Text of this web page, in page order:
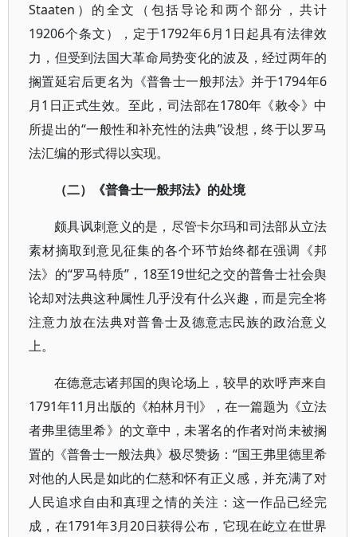
Staaten）的全文（包括导论和两个部分，共计
19206个条文），定于1792年6月1日起具有法律效
力，但受到法国大革命局势变化的波及，经过两年的
搁置延宕后更名为《普鲁士一般邦法》并于1794年6
月1日正式生效。至此，司法部在1780年《敕令》中
所提出的“一般性和补充性的法典”设想，终于以罗马
法汇编的形式得以实现。
（二）《普鲁士一般邦法》的处境
颇具讽刺意义的是，尽管卡尔玛和司法部从立法
素材摘取到意见征集的各个环节始终都在强调《邦
法》的“罗马特质”，18至19世纪之交的普鲁士社会舆
论却对法典这种属性几乎没有什么兴趣，而是完全将
注意力放在法典对普鲁士及德意志民族的政治意义
上。
在德意志诸邦国的舆论场上，较早的欢呼声来自
1791年11月出版的《柏林月刊》，在一篇题为《立法
者弗里德里希》的文章中，未署名的作者对尚未被搁
置的《普鲁士一般法典》极尽赞扬：“国王弗里德里希
对他的人民是如此的仁慈和怀有正义感，并充满了对
人民追求自由和真理之情的关注：这一作品已经完
成，在1791年3月20日获得公布，它现在屹立在世界